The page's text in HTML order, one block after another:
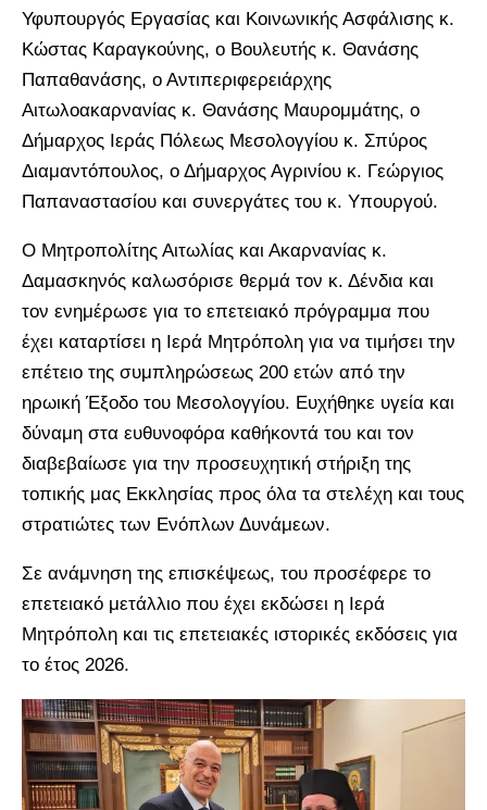
Υφυπουργός Εργασίας και Κοινωνικής Ασφάλισης κ.
Κώστας Καραγκούνης, ο Βουλευτής κ. Θανάσης
Παπαθανάσης, ο Αντιπεριφερειάρχης
Αιτωλοακαρνανίας κ. Θανάσης Μαυρομμάτης, ο
Δήμαρχος Ιεράς Πόλεως Μεσολογγίου κ. Σπύρος
Διαμαντόπουλος, ο Δήμαρχος Αγρινίου κ. Γεώργιος
Παπαναστασίου και συνεργάτες του κ. Υπουργού.
Ο Μητροπολίτης Αιτωλίας και Ακαρνανίας κ.
Δαμασκηνός καλωσόρισε θερμά τον κ. Δένδια και
τον ενημέρωσε για το επετειακό πρόγραμμα που
έχει καταρτίσει η Ιερά Μητρόπολη για να τιμήσει την
επέτειο της συμπληρώσεως 200 ετών από την
ηρωική Έξοδο του Μεσολογγίου. Ευχήθηκε υγεία και
δύναμη στα ευθυνοφόρα καθήκοντά του και τον
διαβεβαίωσε για την προσευχητική στήριξη της
τοπικής μας Εκκλησίας προς όλα τα στελέχη και τους
στρατιώτες των Ενόπλων Δυνάμεων.
Σε ανάμνηση της επισκέψεως, του προσέφερε το
επετειακό μετάλλιο που έχει εκδώσει η Ιερά
Μητρόπολη και τις επετειακές ιστορικές εκδόσεις για
το έτος 2026.